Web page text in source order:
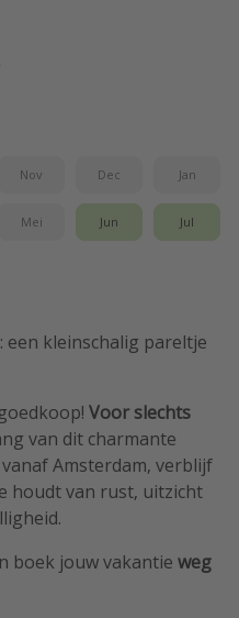
Nov Dec Jan
Mei Jun Jul
een kleinschalig pareltje
Voor slechts
van dit charmante
Amsterdam, verblijf
houdt van rust, uitzicht
boek jouw vakantie weg